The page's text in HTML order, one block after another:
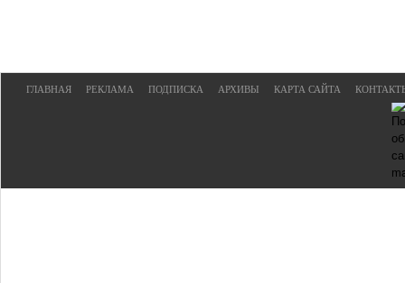
ГЛАВНАЯ РЕКЛАМА ПОДПИСКА АРХИВЫ КАРТА САЙТА